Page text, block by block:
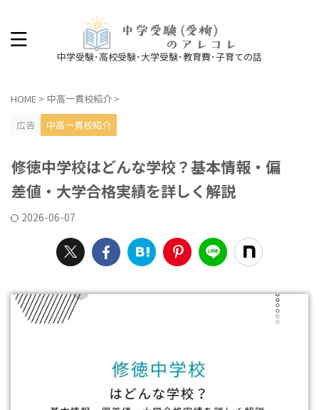
中学受験･高校受験･大学受験･教育費･子育ての話
HOME > 中高一貫校紹介 >
広告
中高一貫校紹介
修徳中学校はどんな学校？基本情報・偏
差値・大学合格実績を詳しく解説
2026-06-07